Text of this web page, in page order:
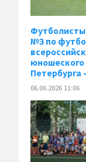
№3 по
Петербурга
06.06.2026 11:06